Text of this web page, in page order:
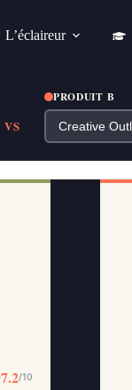
L’éclaireur
VS
PRODUIT B
7.2/10